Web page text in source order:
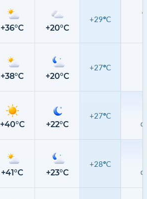
+36°C +20°C
+29°C
+38°C +20°C
+27°C
+40°C +22°C
+27°C
+41°C +23°C
+28°C